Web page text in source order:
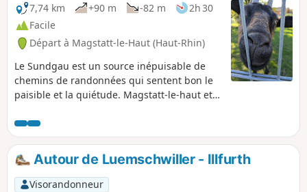
7,74 km
+90 m -82 m
2h 30
Facile
Départ à Magstatt-le-Haut (Haut-Rhin)
Le Sundgau est un source inépuisable de
chemins de randonnées qui sentent bon le
paisible et la quiétude. Magstatt-le-haut et
balade alterne chemin de forêt et de village
pour vous offrir ce que la région a de plus
tendre : un moment hors du temps.
Autour de Luemschwiller - Illfurth
Visorandonneur